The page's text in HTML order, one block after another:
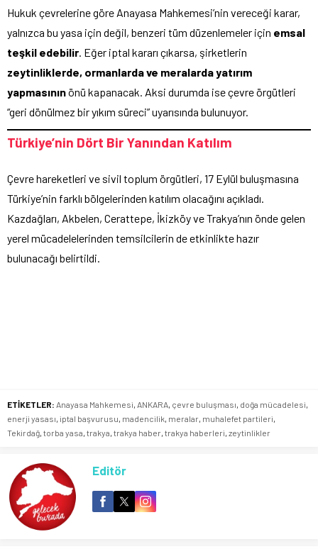
Hukuk çevrelerine göre Anayasa Mahkemesi’nin vereceği karar,
yalnızca bu yasa için değil, benzeri tüm düzenlemeler için emsal
teşkil edebilir . Eğer iptal kararı çıkarsa, şirketlerin
zeytinliklerde, ormanlarda ve meralarda yatırım
yapmasınınönü kapanacak. Aksi durumda ise çevre örgütleri
“geri dönülmez bir yıkım süreci” uyarısında bulunuyor.
Türkiye’nin Dört Bir Yanından Katılım
Çevre hareketleri ve sivil toplum örgütleri, 17 Eylül buluşmasına
Türkiye’nin farklı bölgelerinden katılım olacağını açıkladı.
Kazdağları, Akbelen, Cerattepe, İkizköy ve Trakya’nın önde gelen
yerel mücadelelerinden temsilcilerin de etkinlikte hazır
bulunacağı belirtildi.
ETİKETLER: Anayasa Mahkemesi ANKARA çevre buluşması doğa mücadelesi
enerji yasası iptal başvurusu madencilik meralar muhalefet partileri
Tekirdağ torba yasa trakya trakya haber trakya haberleri zeytinlikler
Editör